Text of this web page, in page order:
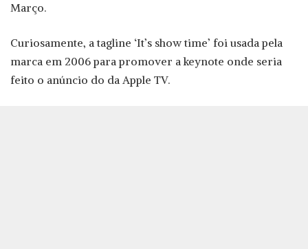
Março.
Curiosamente, a tagline ‘It’s show time’ foi usada pela
marca em 2006 para promover a keynote onde seria
feito o anúncio do da Apple TV.